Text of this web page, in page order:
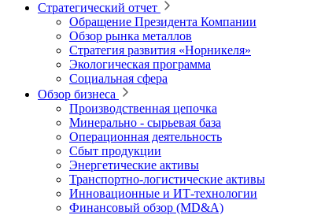
Стратегический отчет
Обращение Президента Компании
Обзор рынка металлов
Стратегия развития «Норникеля»
Экологическая программа
Социальная сфера
Обзор бизнеса
Производственная цепочка
Минерально ‑ сырьевая база
Операционная деятельность
Сбыт продукции
Энергетические активы
Транспортно-логистические активы
Инновационные и ИТ‑технологии
Финансовый обзор (MD&A)